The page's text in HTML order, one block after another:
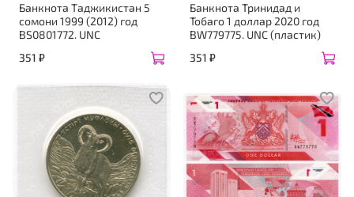
Банкнота Таджикистан 5
сомони 1999 (2012) год
BS0801772. UNC
351 ₽
Банкнота Тринидад и
Тобаго 1 доллар 2020 год
BW779775. UNC (пластик)
351 ₽